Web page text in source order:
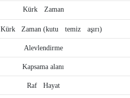
Kürk Zaman
Kürk Zaman (kutu temiz aşırı)
Alevlendirme
Kapsama alanı
Raf Hayat